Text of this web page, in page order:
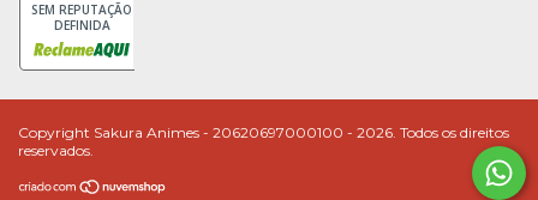
SEM REPUTAÇÃO
DEFINIDA
Copyright Sakura Animes - 20620697000100 - 2026. Todos os direitos
reservados.